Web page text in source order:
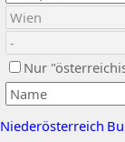
Nur
Niederösterreich